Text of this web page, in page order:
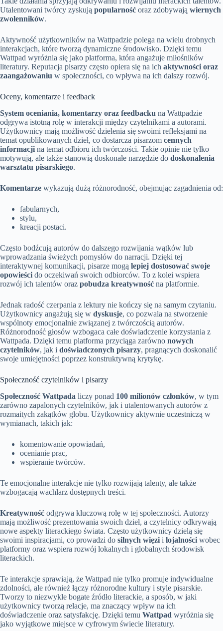
Utalentowani twórcy zyskują popularność oraz zdobywają wiernych
zwolenników.
Aktywność użytkowników na Wattpadzie polega na wielu drobnych
interakcjach, które tworzą dynamiczne środowisko. Dzięki temu
Wattpad wyróżnia się jako platforma, która angażuje miłośników
literatury. Reputacja pisarzy często opiera się na ich aktywności oraz
zaangażowaniu w społeczności, co wpływa na ich dalszy rozwój.
Oceny, komentarze i feedback
System oceniania, komentarzy oraz feedbacku na Wattpadzie
odgrywa istotną rolę w interakcji między czytelnikami a autorami.
Użytkownicy mają możliwość dzielenia się swoimi refleksjami na
temat opublikowanych dzieł, co dostarcza pisarzom cennych
informacji na temat odbioru ich twórczości. Takie opinie nie tylko
motywują, ale także stanowią doskonałe narzędzie do doskonalenia
warsztatu pisarskiego.
Komentarze wykazują dużą różnorodność, obejmując zagadnienia od:
fabularnych,
stylu,
kreacji postaci.
Często bodźcują autorów do dalszego rozwijania wątków lub
wprowadzania świeżych pomysłów do narracji. Dzięki tej
interaktywnej komunikacji, pisarze mogą lepiej dostosować swoje
opowieści do oczekiwań swoich odbiorców. To z kolei wspiera
rozwój ich talentów oraz pobudza kreatywność na platformie.
Jednak radość czerpania z lektury nie kończy się na samym czytaniu.
Użytkownicy angażują się w dyskusje, co pozwala na stworzenie
wspólnoty emocjonalnie związanej z twórczością autorów.
Różnorodność głosów wzbogaca całe doświadczenie korzystania z
Wattpada. Dzięki temu platforma przyciąga zarówno nowych
czytelników, jak i doświadczonych pisarzy, pragnących doskonalić
swoje umiejętności poprzez konstruktywną krytykę.
Społeczność czytelników i pisarzy
Społeczność Wattpada liczy ponad 100 milionów członków, w tym
zarówno zapalonych czytelników, jak i utalentowanych autorów z
rozmaitych zakątków globu. Użytkownicy aktywnie uczestniczą w
wymianach, takich jak:
komentowanie opowiadań,
ocenianie prac,
wspieranie twórców.
Te emocjonalne interakcje nie tylko rozwijają talenty, ale także
wzbogacają wachlarz dostępnych treści.
Kreatywność odgrywa kluczową rolę w tej społeczności. Autorzy
mają możliwość prezentowania swoich dzieł, a czytelnicy odkrywają
nowe aspekty literackiego świata. Często użytkownicy dzielą się
swoimi inspiracjami, co prowadzi do silnych więzi i lojalności wobec
platformy oraz wspiera rozwój lokalnych i globalnych środowisk
literackich.
Te interakcje sprawiają, że Wattpad nie tylko promuje indywidualne
zdolności, ale również łączy różnorodne kultury i style pisarskie.
Tworzy to niezwykle bogate źródło literackie, a sposób, w jaki
użytkownicy tworzą relacje, ma znaczący wpływ na ich
doświadczenie oraz satysfakcję. Dzięki temu Wattpad wyróżnia się
jako wyjątkowe miejsce w cyfrowym świecie literatury.